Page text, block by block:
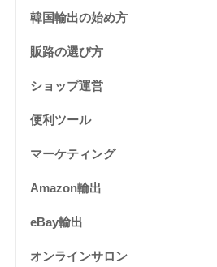
韓国輸出の始め方
販路の選び方
ショップ運営
便利ツール
マーケティング
Amazon輸出
eBay輸出
オンラインサロン